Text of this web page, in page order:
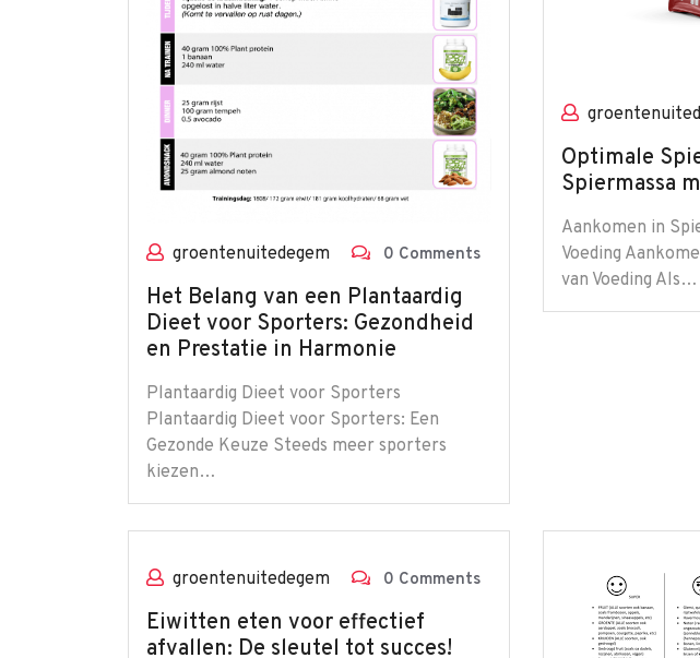
groentenuitedegem 0 Comments
Het Belang van een Plantaardig
Dieet voor Sporters: Gezondheid
en Prestatie in Harmonie
Plantaardig Dieet voor Sporters
Plantaardig Dieet voor Sporters: Een
Gezonde Keuze Steeds meer sporters
kiezen…
Optimale
Spiermassa
Aankomen in
Voeding
van Voeding Als…
groentenuitedegem 0 Comments
Eiwitten eten voor effectief
afvallen: De sleutel tot succes!